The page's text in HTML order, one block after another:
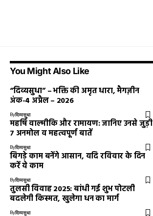
You Might Also Like
“दिव्यसुधा” – भक्ति की अमृत धारा, मैगज़ीन
अंक-4 अप्रैल – 2026
Byदिव्यसुधा
महर्षि वाल्मीकि और रामायण: जानिए उनसे जुड़ी
7 अनमोल व महत्वपूर्ण बातें
Byदिव्यसुधा
बिगड़े काम बनेंगे आसान, यदि रविवार के दिन
करें ये काम
Byदिव्यसुधा
तुलसी विवाह 2025: बांधी गई शुभ पोटली
बदलेगी किस्मत, खुलेगा धन का मार्ग
Byदिव्यसुधा